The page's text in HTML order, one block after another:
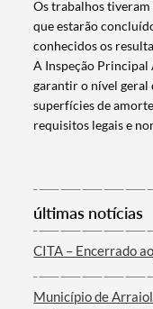
Termo de
Categorias
Os trabalhos
que estarão
conhecidos os
A Inspeção Principal
garantir o nível geral
superfícies de
requisitos legais e
últimas notícias
CITA – Encerrado
Município de